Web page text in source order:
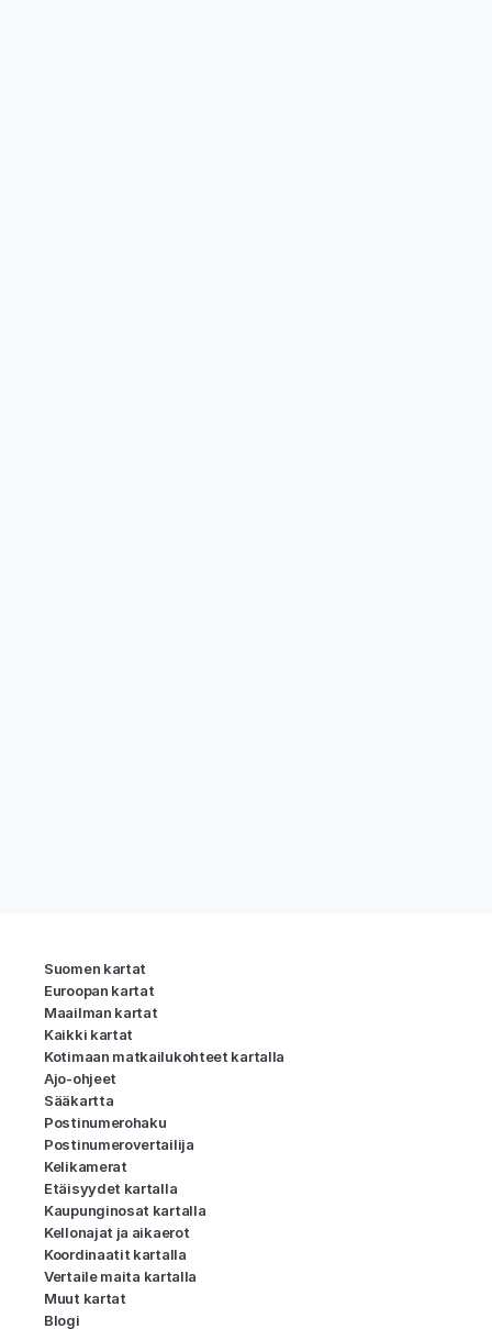
Suomen kartat
Euroopan kartat
Maailman kartat
Kaikki kartat
Kotimaan matkailukohteet kartalla
Ajo-ohjeet
Sääkartta
Postinumerohaku
Postinumerovertailija
Kelikamerat
Etäisyydet kartalla
Kaupunginosat kartalla
Kellonajat ja aikaerot
Koordinaatit kartalla
Vertaile maita kartalla
Muut kartat
Blogi